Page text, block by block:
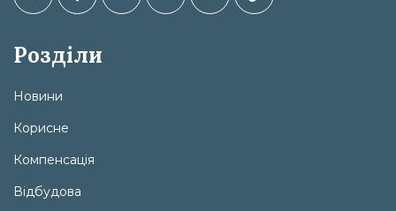
Розділи
Новини
Корисне
Компенсація
Відбудова